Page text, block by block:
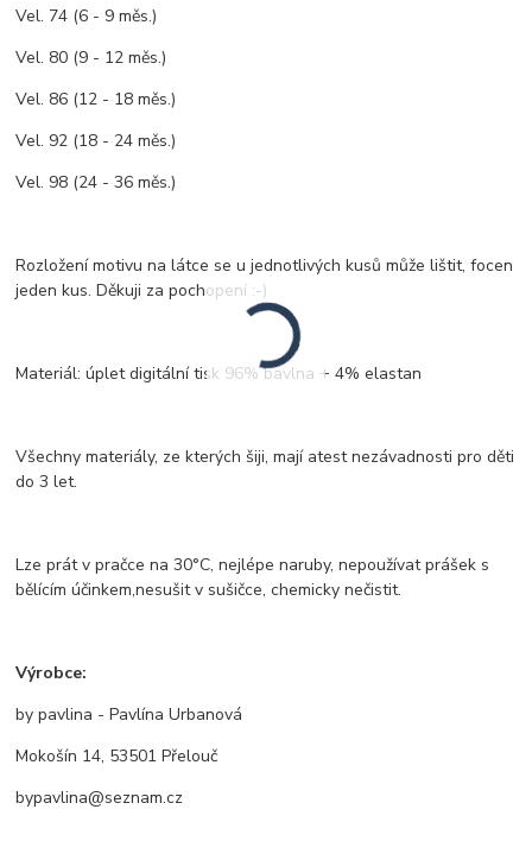
Vel. 74 (6 - 9 měs.)
Vel. 80 (9 - 12 měs.)
Vel. 86 (12 - 18 měs.)
Vel. 92 (18 - 24 měs.)
Vel. 98 (24 - 36 měs.)
Rozložení motivu na látce se u jednotlivých kusů může lištit, focen
jeden kus. Děkuji za pochopení :-)
Materiál: úplet digitální tisk 96% bavlna + 4% elastan
Všechny materiály, ze kterých šiji, mají atest nezávadnosti pro děti
do 3 let.
Lze prát v pračce na 30°C, nejlépe naruby, nepoužívat prášek s
bělícím účinkem,nesušit v sušičce, chemicky nečistit.
Výrobce:
by pavlina - Pavlína Urbanová
Mokošín 14, 53501 Přelouč
bypavlina@seznam.cz